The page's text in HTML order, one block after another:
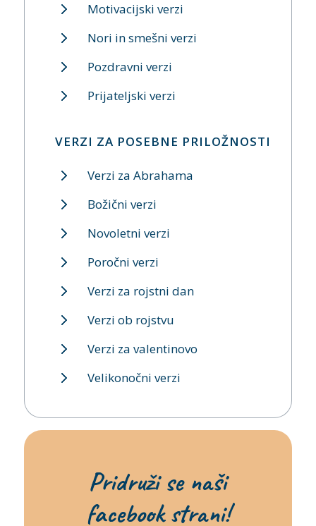
Motivacijski verzi
Nori in smešni verzi
Pozdravni verzi
Prijateljski verzi
VERZI ZA POSEBNE PRILOŽNOSTI
Verzi za Abrahama
Božični verzi
Novoletni verzi
Poročni verzi
Verzi za rojstni dan
Verzi ob rojstvu
Verzi za valentinovo
Velikonočni verzi
Pridruži se naši
facebook strani!